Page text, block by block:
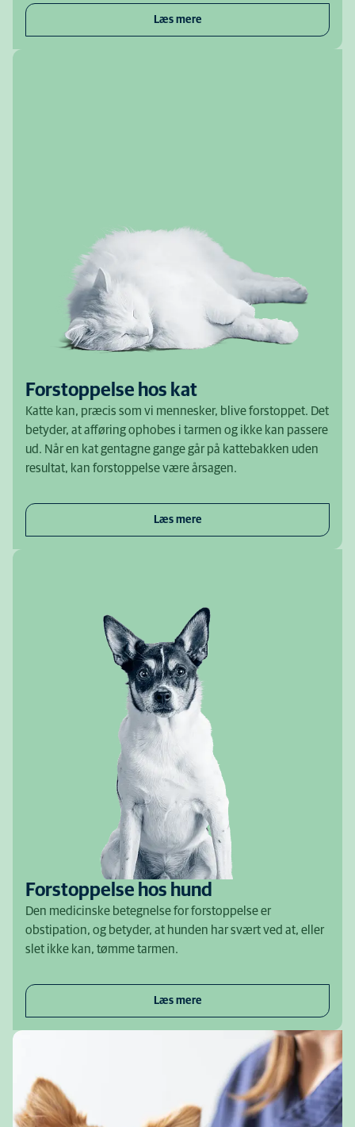
Læs mere
Forstoppelse hos kat
Katte kan, præcis som vi mennesker, blive forstoppet. Det
betyder, at afføring ophobes i tarmen og ikke kan passere
ud. Når en kat gentagne gange går på kattebakken uden
resultat, kan forstoppelse være årsagen.
Læs mere
Forstoppelse hos hund
Den medicinske betegnelse for forstoppelse er
obstipation, og betyder, at hunden har svært ved at, eller
slet ikke kan, tømme tarmen.
Læs mere